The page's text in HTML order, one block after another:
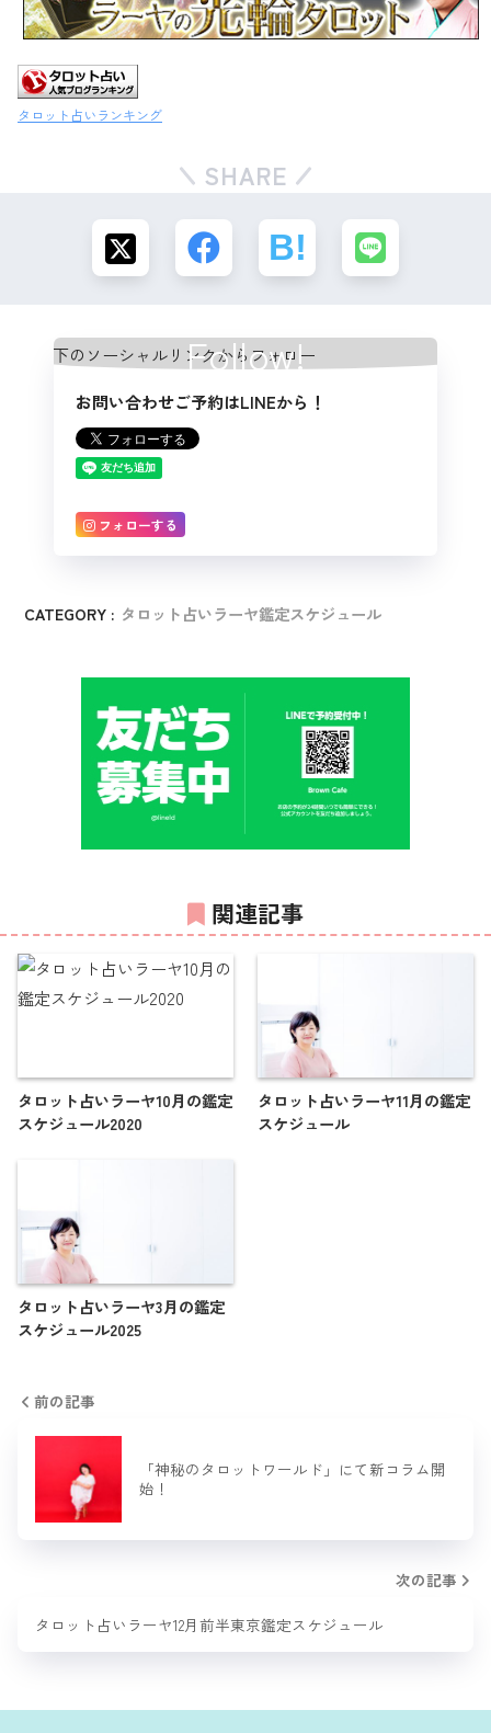
タロット占いランキング
SHARE
Follow!
お問い合わせご予約はLINEから！
フォローする
CATEGORY : タロット占いラーヤ鑑定スケジュール
関連記事
タロット占いラーヤ10月の鑑定
スケジュール2020
タロット占いラーヤ11月の鑑定
スケジュール
タロット占いラーヤ3月の鑑定
スケジュール2025
前の記事
「神秘のタロットワールド」にて新コラム開
始！
次の記事
タロット占いラーヤ12月前半東京鑑定スケジュール